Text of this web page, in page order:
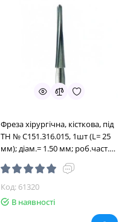
Фреза хірургічна, кісткова, під
ТН № C151.316.015, 1шт (L= 25
мм); діам.= 1.50 мм; роб.част.=
11 мм (Edenta/Едента)
Код: 61320
В наявності